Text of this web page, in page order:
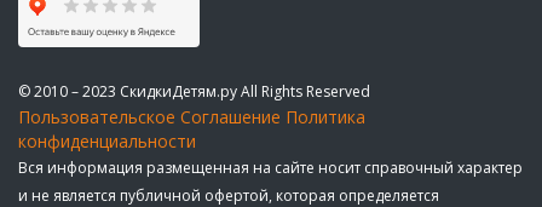
© 2010 – 2023 СкидкиДетям.ру All Rights Reserved
Пользовательское Соглашение Политика
конфиденциальности
Вся информация размещенная на сайте носит справочный характер
и не является публичной офертой, которая определяется